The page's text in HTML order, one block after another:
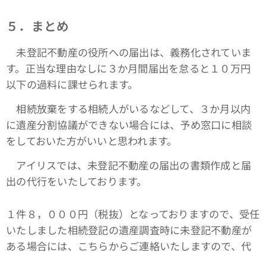
５．まとめ
未登記不動産の役所への届出は、義務化されていま
す。正当な理由なしに３か月間届出を怠ると１０万円
以下の過料に課せられます。
相続放棄をする相続人がいるなどして、３か月以内
に遺産分割協議ができない場合には、予め窓口に相談
をしておいた方がいいと思われます。
アイリスでは、未登記不動産の届出の書類作成と届
出の代行をいたしております。
１件８，０００円（税抜）となっておりますので、受任
いたしました相続登記の遺産調査時に未登記不動産が
ある場合には、こちらからご連絡いたしますので、代